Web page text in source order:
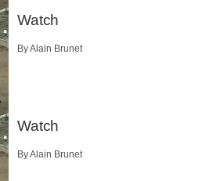
Watch
By Alain Brunet
Watch
By Alain Brunet